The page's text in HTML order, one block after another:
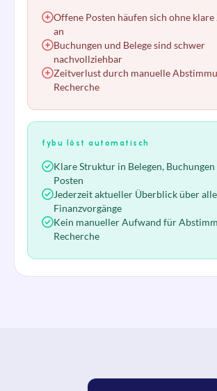
Offene Posten häufen sich ohne
an
Buchungen und Belege sind schwer
nachvollziehbar
Zeitverlust durch manuelle
Recherche
fybu löst automatisch
Klare Struktur in Belegen,
Posten
Jederzeit aktueller Überblick über alle
Finanzvorgänge
Kein manueller Aufwand für
Recherche